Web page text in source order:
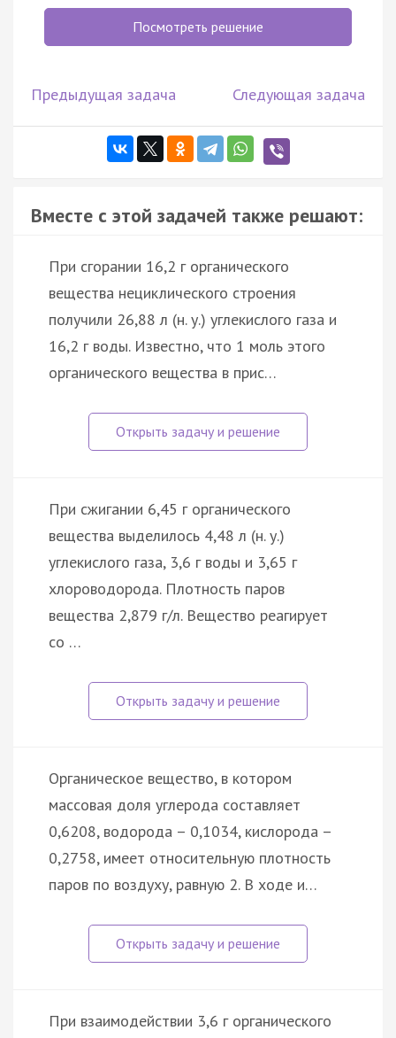
Посмотреть решение
Предыдущая задача Следующая задача
Вместе с этой задачей также решают:
При сгорании 16,2 г органического
вещества нециклического строения
получили 26,88 л (н. у.) углекислого газа и
16,2 г воды. Известно, что 1 моль этого
органического вещества в прис…
При сжигании 6,45 г органического
вещества выделилось 4,48 л (н. у.)
углекислого газа, 3,6 г воды и 3,65 г
хлороводорода. Плотность паров
вещества 2,879 г/л. Вещество реагирует
со …
Органическое вещество, в котором
массовая доля углерода составляет
0,6208, водорода – 0,1034, кислорода –
0,2758, имеет относительную плотность
паров по воздуху, равную 2. В ходе и…
При взаимодействии 3,6 г органического